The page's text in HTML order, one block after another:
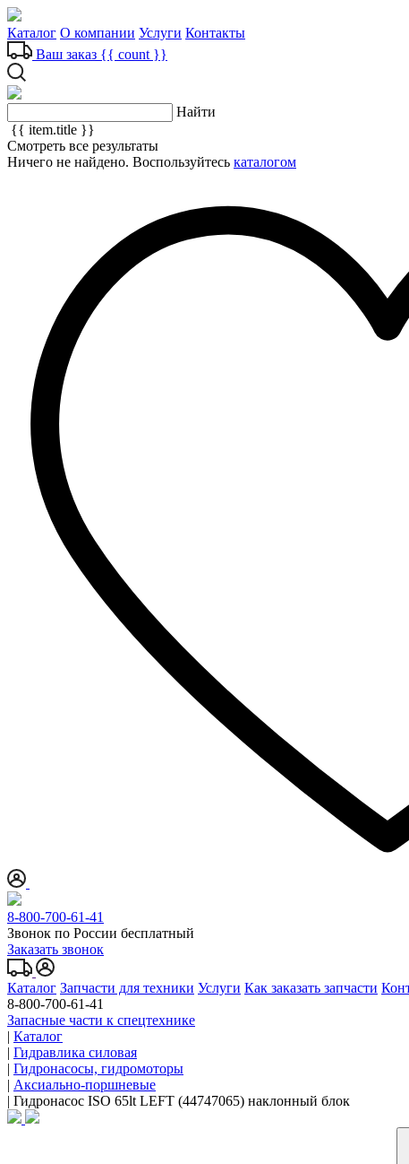
Каталог О компании Услуги Контакты
Ваш заказ {{ count }}
Найти
{{ item.title }}
Смотреть все результаты
Ничего не найдено. Воспользуйтесь каталогом
8-800-700-61-41
Звонок по России бесплатный
Заказать звонок
Каталог Запчасти для техники Услуги Как заказать запчасти
8-800-700-61-41
Запасные части к спецтехнике
| Каталог
| Гидравлика силовая
| Гидронасосы, гидромоторы
| Аксиально-поршневые
| Гидронасос ISO 65lt LEFT (44747065) наклонный блок